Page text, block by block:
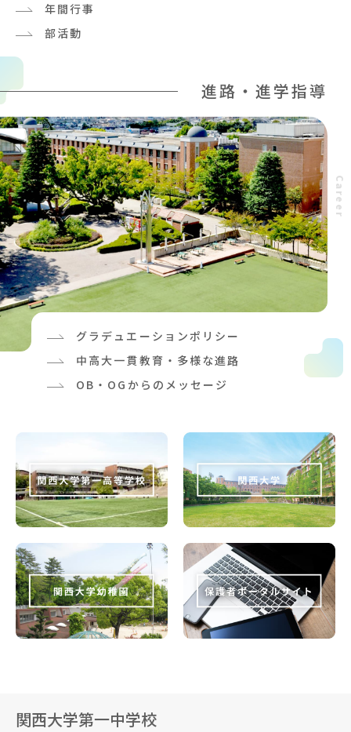
年間行事
部活動
進路・進学指導
グラデュエーションポリシー
中高大一貫教育・多様な進路
OB・OGからのメッセージ
C
a
r
e
e
r
関西大学第一中学校